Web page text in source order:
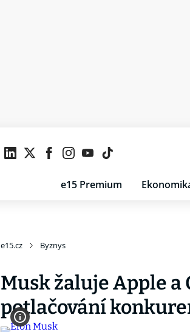
e15 Premium
e15.cz Byznys
Musk žaluje Apple a
potlačování